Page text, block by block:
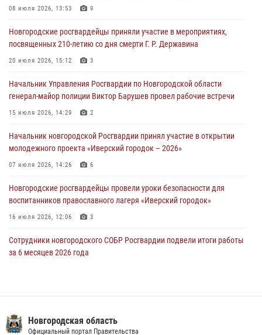
разрешительной работы Росгвардии провели телефонную «горячую
30 июля 2026, 14:36 1
Новгородские росгвардейцы рассказали о службе детям из летнего
30 июля 2026, 08:40 5
Новгородские росгвардейцы задержали мужчину
Телесюжет в программе "Новгородское областное телевидение.
Новости часа." от 29 июля 2026 года. Новгородские призывники
29 июля 2026, 12:54 1
08 июля 2026, 13:53 9
Новгородские росгвардейцы приняли участие в мероприятиях,
посвященных 210-летию со дня смерти Г. Р. Державина
20 июля 2026, 15:12 3
Начальник Управления Росгвардии по Новгородской области
генерал-майор полиции Виктор Барушев провел рабочие встречи
15 июля 2026, 14:29 2
Начальник новгородской Росгвардии принял участие в открытии
молодежного проекта «Иверский городок – 2026»
07 июля 2026, 14:26 6
Новгородские росгвардейцы провели уроки безопасности для
воспитанников православного лагеря «Иверский городок»
16 июля 2026, 12:06 3
Сотрудники новгородского СОБР Росгвардии подвели итоги работы
за 6 месяцев 2026 года
08 июля 2026, 13:48 3
Новгородская область
Официальный портал Правительства